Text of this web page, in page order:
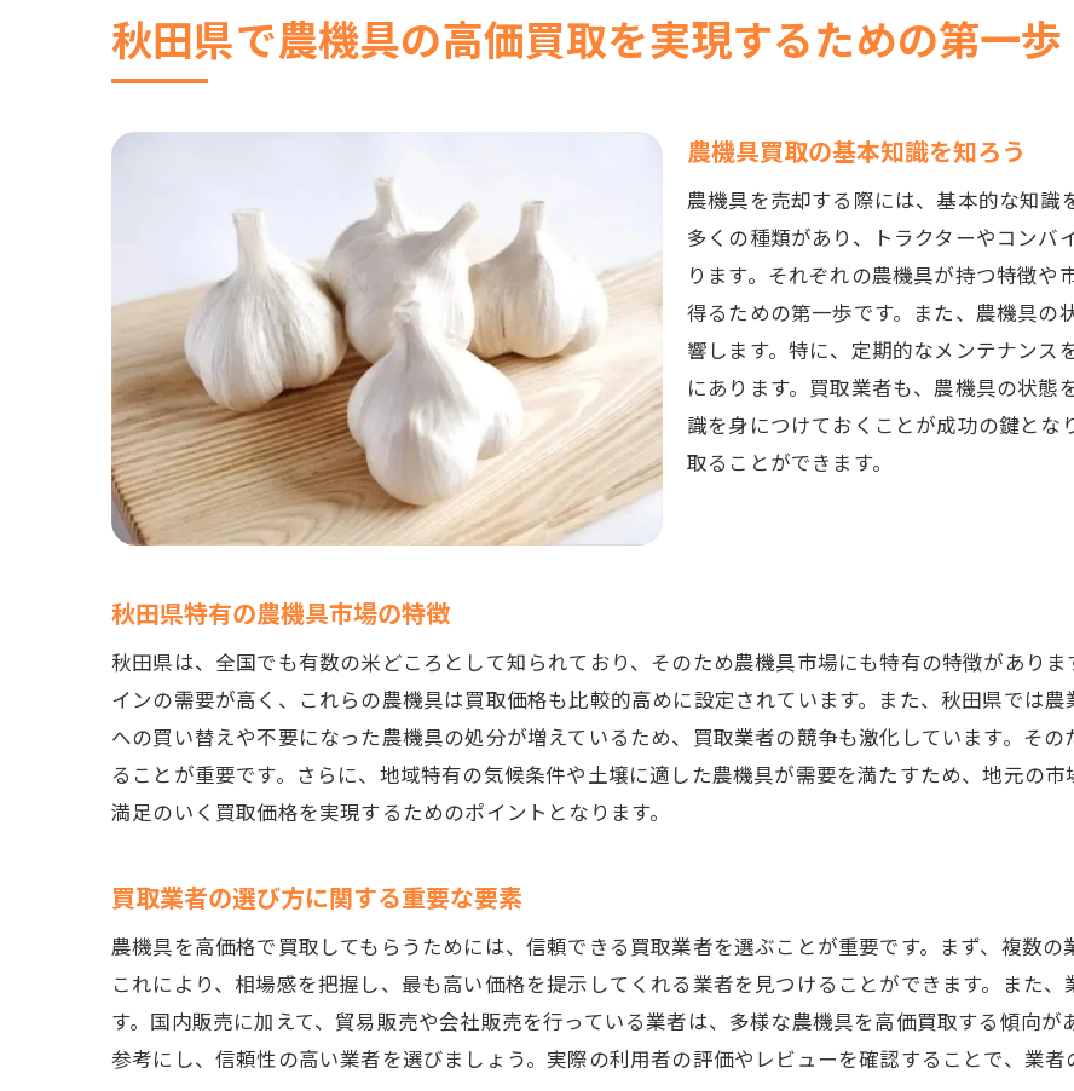
地域の口コミやレビューを活用する
農機具の査定額をアップさせるために知っておくべきポイ
農機具の清掃と外観の改善方法
付属品の有無で査定額が変わる理由
買取前に行うべき動作確認ポイント
買取相場をリサーチする方法
複数業者からの見積もりを取るメリット
信頼できる秋田県の農機具買取業者の見つけ方
信頼性の高い業者の特徴とは
優良業者の見極め方とチェックリスト
地元に密着した業者のメリット
インターネットを活用した業者探しのコツ
農機具を高価格で売却するための準備とチェックポイン
必要書類の準備と確認
農機具の洗浄と簡単な修理方法
写真撮影のポイントとコツ
査定前に行うべき点検項目
秋田県内で農機具の高額買取を引き出すための秘訣
地域に特化した買取業者を選ぶ
季節や需要に合わせた売却タイミング
買取キャンペーンやイベントの活用
秋田県で農機具の高価買取を実現するための第一歩
農機具買取の基本知識を知ろう
農機具を売却する際には、基本的な知識
多くの種類があり、トラクターやコンバ
ります。それぞれの農機具が持つ特徴
得るための第一歩です。また、農機具
響します。特に、定期的なメンテナン
にあります。買取業者も、農機具の状
識を身につけておくことが成功の鍵とな
取ることができます。
秋田県特有の農機具市場の特徴
秋田県は、全国でも有数の米どころとして知られており、そのため農機具市場にも特有の特徴があり
インの需要が高く、これらの農機具は買取価格も比較的高めに設定されています。また、秋田県では
への買い替えや不要になった農機具の処分が増えているため、買取業者の競争も激化しています。そ
ることが重要です。さらに、地域特有の気候条件や土壌に適した農機具が需要を満たすため、地元の市
満足のいく買取価格を実現するためのポイントとなります。
買取業者の選び方に関する重要な要素
農機具を高価格で買取してもらうためには、信頼できる買取業者を選ぶことが重要です。まず、複数の
これにより、相場感を把握し、最も高い価格を提示してくれる業者を見つけることができます。また
す。国内販売に加えて、貿易販売や会社販売を行っている業者は、多様な農機具を高価買取する傾向
参考にし、信頼性の高い業者を選びましょう。実際の利用者の評価やレビューを確認することで、業者